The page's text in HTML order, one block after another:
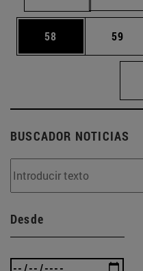
Página
58 Página
59
BUSCADOR NOTICIAS
Desde